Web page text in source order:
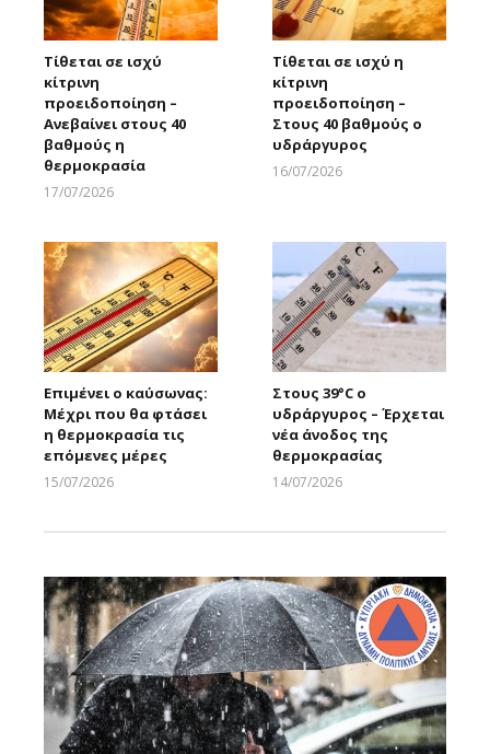
Τίθεται σε ισχύ
κίτρινη
προειδοποίηση –
Ανεβαίνει στους 40
βαθμούς η
θερμοκρασία
17/07/2026
Τίθεται σε ισχύ η
κίτρινη
προειδοποίηση –
Στους 40 βαθμούς ο
υδράργυρος
16/07/2026
Επιμένει ο καύσωνας:
Μέχρι που θα φτάσει
η θερμοκρασία τις
επόμενες μέρες
15/07/2026
Στους 39°C ο
υδράργυρος – Έρχεται
νέα άνοδος της
θερμοκρασίας
14/07/2026